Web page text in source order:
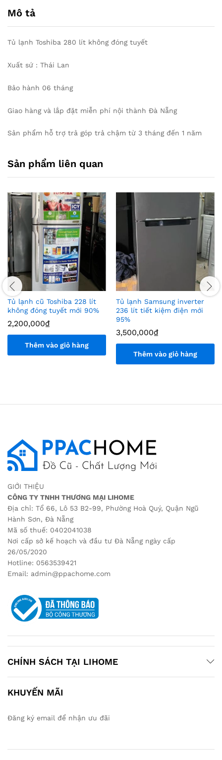
Mô tả
Tủ lạnh Toshiba 280 lít không đóng tuyết
Xuất sứ : Thái Lan
Bảo hành 06 tháng
Giao hàng và lắp đặt miễn phí nội thành Đà Nẵng
Sản phẩm hỗ trợ trả góp trả chậm từ 3 tháng đến 1 năm
Sản phẩm liên quan
Tủ lạnh cũ Toshiba 228 lít
không đóng tuyết mới 90%
2,200,000₫
Thêm vào giỏ hàng
Tủ lạnh Samsung inverter
236 lít tiết kiệm điện mới
95%
3,500,000₫
Thêm vào giỏ hàng
GIỚI THIỆU
CÔNG TY TNHH THƯƠNG MẠI LIHOME
Địa chỉ: Tổ 66, Lô 53 B2-99, Phường Hoà Quý, Quận Ngũ
Hành Sơn, Đà Nẵng
Mã số thuế: 0402041038
Nơi cấp sở kế hoạch và đầu tư Đà Nẵng ngày cấp
26/05/2020
Hotline: 0563539421
Email: admin@ppachome.com
CHÍNH SÁCH TẠI LIHOME
KHUYẾN MÃI
Đăng ký email để nhận ưu đãi